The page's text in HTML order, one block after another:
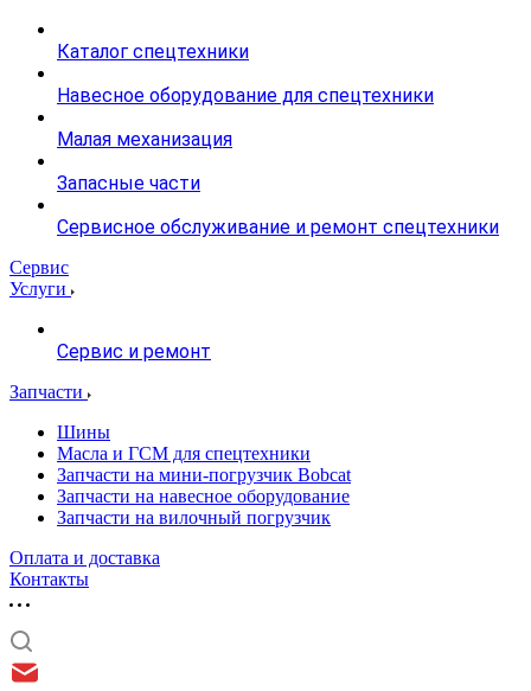
Каталог спецтехники
Навесное оборудование для спецтехники
Малая механизация
Запасные части
Сервисное обслуживание и ремонт спецтехники
Сервис
Услуги
Сервис и ремонт
Запчасти
Шины
Масла и ГСМ для спецтехники
Запчасти на мини-погрузчик Bobcat
Запчасти на навесное оборудование
Запчасти на вилочный погрузчик
Оплата и доставка
Контакты